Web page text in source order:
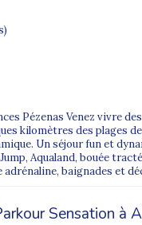
Pézenas Venez vivre
kilomètres des plages
Un séjour fun et
Aqualand, bouée
baignades et
Sensation à